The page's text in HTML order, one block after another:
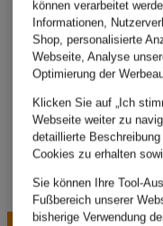
Luisa
können verarbeitet
Informationen,
Shop, personalisierte
Webseite, Analyse
Optimierung der
Klicken Sie auf „Ich
Webseite weiter zu
detaillierte
Cookies zu erhalten
Sie können Ihre Tool-
Fußbereich unserer
bisherige Verwendung